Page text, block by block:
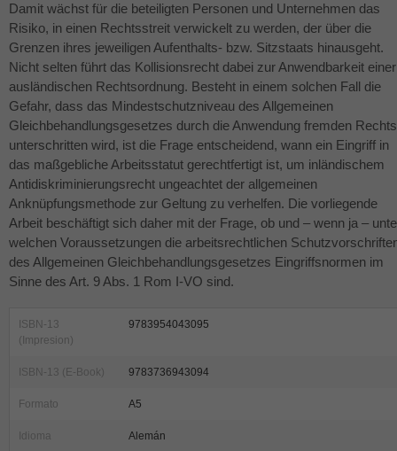
Damit wächst für die beteiligten Personen und Unternehmen das
Risiko, in einen Rechtsstreit verwickelt zu werden, der über die
Grenzen ihres jeweiligen Aufenthalts- bzw. Sitzstaats hinausgeht.
Nicht selten führt das Kollisionsrecht dabei zur Anwendbarkeit einer
ausländischen Rechtsordnung. Besteht in einem solchen Fall die
Gefahr, dass das Mindestschutzniveau des Allgemeinen
Gleichbehandlungsgesetzes durch die Anwendung fremden Rechts
unterschritten wird, ist die Frage entscheidend, wann ein Eingriff in
das maßgebliche Arbeitsstatut gerechtfertigt ist, um inländischem
Antidiskriminierungsrecht ungeachtet der allgemeinen
Anknüpfungsmethode zur Geltung zu verhelfen. Die vorliegende
Arbeit beschäftigt sich daher mit der Frage, ob und – wenn ja –
welchen Voraussetzungen die arbeitsrechtlichen
des Allgemeinen Gleichbehandlungsgesetzes Eingriffsnormen im
Sinne des Art. 9 Abs. 1 Rom I-VO sind.
ISBN-13
(Impresion)
9783954043095
ISBN-13 (E-Book) 9783736943094
Formato A5
Idioma Alemán